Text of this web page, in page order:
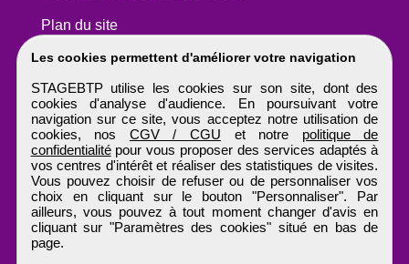
Les cookies permettent d'améliorer votre navigation
STAGEBTP utilise les cookies sur son site, dont des
cookies d'analyse d'audience. En poursuivant votre
navigation sur ce site, vous acceptez notre utilisation de
cookies, nos CGV / CGU et notre politique de
confidentialitépour vous proposer des services adaptés à
vos centres d'intérêt et réaliser des statistiques de visites.
Vous pouvez choisir de refuser ou de personnaliser vos
choix en cliquant sur le bouton "Personnaliser". Par
ailleurs, vous pouvez à tout moment changer d'avis en
cliquant sur "Paramètres des cookies" situé en bas de
page.
Plan du site